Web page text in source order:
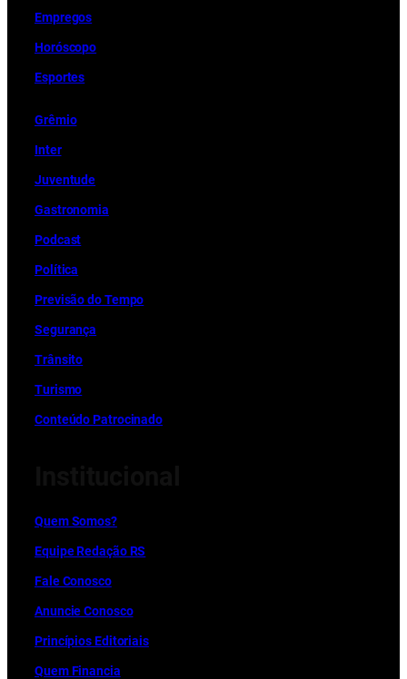
Empregos
Horóscopo
Esportes
Grêmio
Inter
Juventude
Gastronomia
Podcast
Política
Previsão do Tempo
Segurança
Trânsito
Turismo
Conteúdo Patrocinado
Quem Somos?
Equipe Redação RS
Fale Conosco
Anuncie Conosco
Princípios Editoriais
Quem Financia